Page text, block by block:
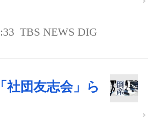
TBS NEWS DIG
社団友志会」ら